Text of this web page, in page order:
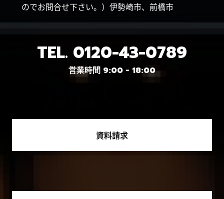
のでお問合せ下さい。）伊勢崎市、前橋市
TEL. 0120-43-0789
営業時間 9:00 - 18:00
資料請求